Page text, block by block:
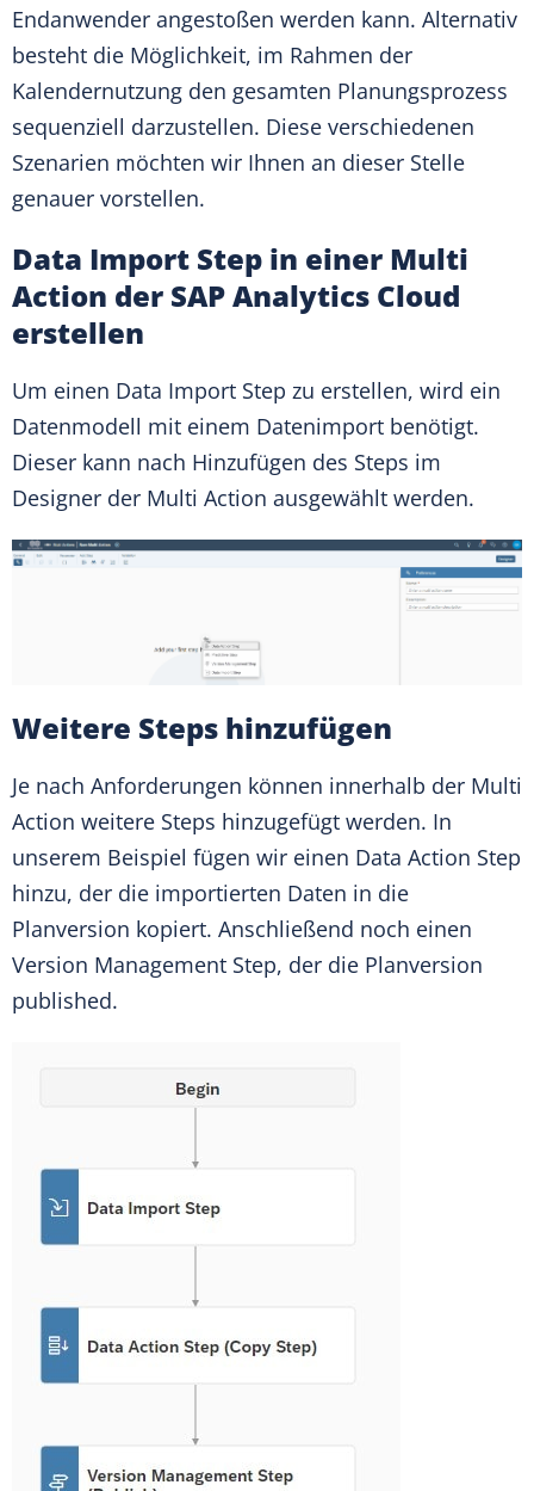
Endanwender angestoßen werden kann. Alternativ
besteht die Möglichkeit, im Rahmen der
Kalendernutzung den gesamten Planungsprozess
sequenziell darzustellen. Diese verschiedenen
Szenarien möchten wir Ihnen an dieser Stelle
genauer vorstellen.
Data Import Step in einer Multi
Action der SAP Analytics Cloud
erstellen
Um einen Data Import Step zu erstellen, wird ein
Datenmodell mit einem Datenimport benötigt.
Dieser kann nach Hinzufügen des Steps im
Designer der Multi Action ausgewählt werden.
Weitere Steps hinzufügen
Je nach Anforderungen können innerhalb der Multi
Action weitere Steps hinzugefügt werden. In
unserem Beispiel fügen wir einen Data Action Step
hinzu, der die importierten Daten in die
Planversion kopiert. Anschließend noch einen
Version Management Step, der die Planversion
published.